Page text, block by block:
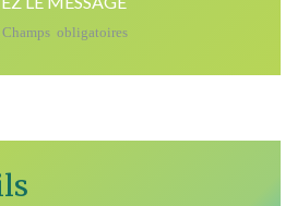
obligatoires